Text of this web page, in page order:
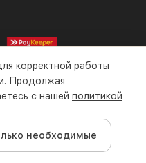
«Флексилайнер». ©2016-
cookie Правила оплаты
корректной работы
Продолжая
с нашей политикой
необходимые